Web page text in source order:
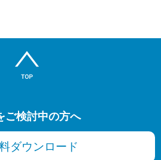
ご検討中の方へ
ダウンロード